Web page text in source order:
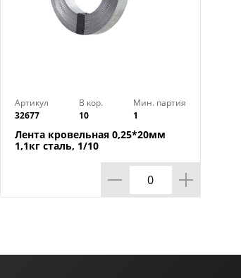
Артикул
32677
В кор.
10
Мин. партия
1
Лента кровельная 0,25*20мм
1,1кг сталь, 1/10